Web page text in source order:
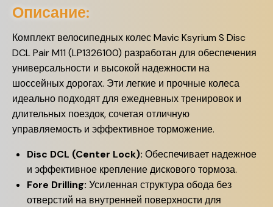
Описание:
Комплект велосипедных колес Mavic Ksyrium S Disc
DCL Pair M11 (LP1326100) разработан для обеспечения
универсальности и высокой надежности на
шоссейных дорогах. Эти легкие и прочные колеса
идеально подходят для ежедневных тренировок и
длительных поездок, сочетая отличную
управляемость и эффективное торможение.
Disc DCL (Center Lock): Обеспечивает надежное
и эффективное крепление дискового тормоза.
Fore Drilling: Усиленная структура обода без
отверстий на внутренней поверхности для